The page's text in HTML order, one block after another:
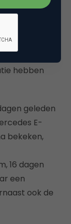
te targeten
te
dealer en
hebben
geleden
E-
bekeken,
16 dagen
een
ook de